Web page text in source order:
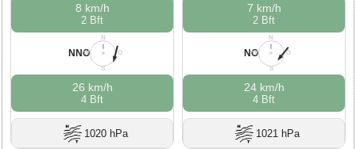
8 km/h
2 Bft
N
O
S
W
NNO
26 km/h
4 Bft
1020 hPa
7 km/h
2 Bft
N
O
S
W
NO
24 km/h
4 Bft
1021 hPa